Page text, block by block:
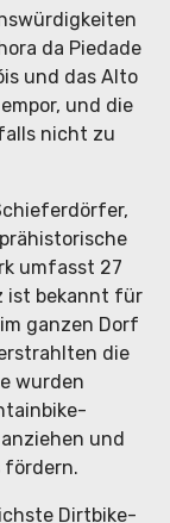
da Piedade
und das Alto
und die
nicht zu
umfasst 27
ist bekannt für
ganzen Dorf
die
wurden
und
fördern.
Dirtbike-